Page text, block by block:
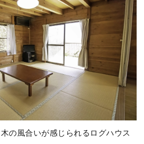
の風合いが感じられるログハウス